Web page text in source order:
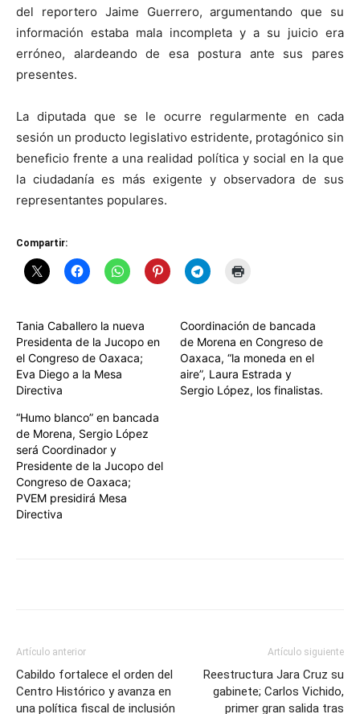
del reportero Jaime Guerrero, argumentando que su
información estaba mala incompleta y a su juicio era
erróneo, alardeando de esa postura ante sus pares
presentes.
La diputada que se le ocurre regularmente en cada
sesión un producto legislativo estridente, protagónico sin
beneficio frente a una realidad política y social en la que
la ciudadanía es más exigente y observadora de sus
representantes populares.
Compartir:
Tania Caballero la nueva
Presidenta de la Jucopo en
el Congreso de Oaxaca;
Eva Diego a la Mesa
Directiva
Coordinación de bancada
de Morena en Congreso de
Oaxaca, “la moneda en el
aire”, Laura Estrada y
Sergio López, los finalistas.
“Humo blanco” en bancada
de Morena, Sergio López
será Coordinador y
Presidente de la Jucopo del
Congreso de Oaxaca;
PVEM presidirá Mesa
Directiva
Artículo anterior
Cabildo fortalece el orden del
Centro Histórico y avanza en
una política fiscal de inclusión
Artículo siguiente
Reestructura Jara Cruz su
gabinete; Carlos Vichido,
primer gran salida tras